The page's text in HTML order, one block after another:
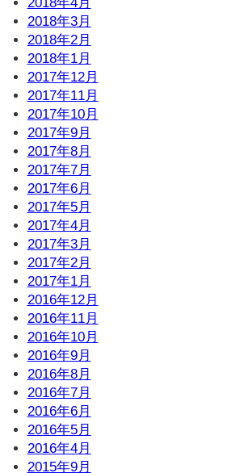
2018年3月
2018年2月
2018年1月
2017年12月
2017年11月
2017年10月
2017年9月
2017年8月
2017年7月
2017年6月
2017年5月
2017年4月
2017年3月
2017年2月
2017年1月
2016年12月
2016年11月
2016年10月
2016年9月
2016年8月
2016年7月
2016年6月
2016年5月
2016年4月
2015年9月